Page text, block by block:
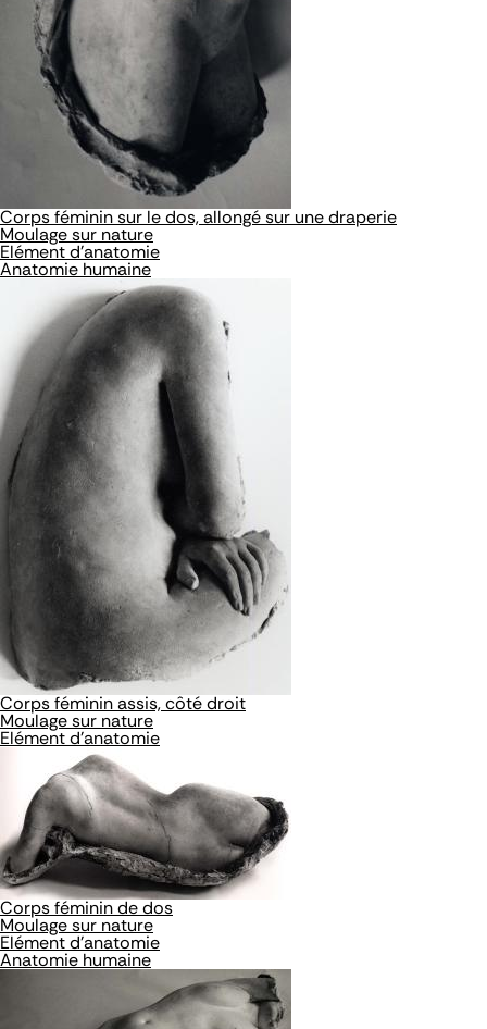
Corps féminin sur le dos, allongé sur une draperie
Moulage sur nature
Elément d'anatomie
Anatomie humaine
Corps féminin assis, côté droit
Moulage sur nature
Elément d'anatomie
Corps féminin de dos
Moulage sur nature
Elément d'anatomie
Anatomie humaine